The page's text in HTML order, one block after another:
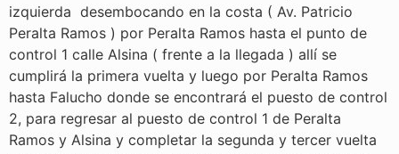
izquierda desembocando en la costa ( Av. Patricio
Peralta Ramos ) por Peralta Ramos hasta el punto de
control 1 calle Alsina ( frente a la llegada ) allí se
cumplirá la primera vuelta y luego por Peralta Ramos
hasta Falucho donde se encontrará el puesto de control
2, para regresar al puesto de control 1 de Peralta
Ramos y Alsina y completar la segunda y tercer vuelta